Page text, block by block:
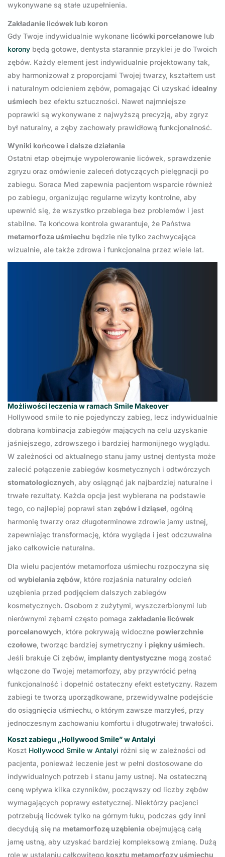
wykonywane są stałe uzupełnienia.
Zakładanie licówek lub koron
Gdy Twoje indywidualnie wykonane licówki porcelanowe lub
korony będą gotowe, dentysta starannie przyklei je do Twoich
zębów. Każdy element jest indywidualnie projektowany tak,
aby harmonizował z proporcjami Twojej twarzy, kształtem ust
i naturalnym odcieniem zębów, pomagając Ci uzyskać idealny
uśmiech bez efektu sztuczności. Nawet najmniejsze
poprawki są wykonywane z najwyższą precyzją, aby zgryz
był naturalny, a zęby zachowały prawidłową funkcjonalność.
Wyniki końcowe i dalsze działania
Ostatni etap obejmuje wypolerowanie licówek, sprawdzenie
zgryzu oraz omówienie zaleceń dotyczących pielęgnacji po
zabiegu. Soraca Med zapewnia pacjentom wsparcie również
po zabiegu, organizując regularne wizyty kontrolne, aby
upewnić się, że wszystko przebiega bez problemów i jest
stabilne. Ta końcowa kontrola gwarantuje, że Państwa
metamorfoza uśmiechu będzie nie tylko zachwycająca
wizualnie, ale także zdrowa i funkcjonalna przez wiele lat.
Możliwości leczenia w ramach Smile Makeover
Hollywood smile to nie pojedynczy zabieg, lecz indywidualnie
dobrana kombinacja zabiegów mających na celu uzyskanie
jaśniejszego, zdrowszego i bardziej harmonijnego wyglądu.
W zależności od aktualnego stanu jamy ustnej dentysta może
zalecić połączenie zabiegów kosmetycznych i odtwórczych
stomatologicznych, aby osiągnąć jak najbardziej naturalne i
trwałe rezultaty. Każda opcja jest wybierana na podstawie
tego, co najlepiej poprawi stan zębów i dziąseł, ogólną
harmonię twarzy oraz długoterminowe zdrowie jamy ustnej,
zapewniając transformację, która wygląda i jest odczuwalna
jako całkowicie naturalna.
Dla wielu pacjentów metamorfoza uśmiechu rozpoczyna się
od wybielania zębów, które rozjaśnia naturalny odcień
uzębienia przed podjęciem dalszych zabiegów
kosmetycznych. Osobom z zużytymi, wyszczerbionymi lub
nierównymi zębami często pomaga zakładanie licówek
porcelanowych, które pokrywają widoczne powierzchnie
czołowe, tworząc bardziej symetryczny i piękny uśmiech.
Jeśli brakuje Ci zębów, implanty dentystyczne mogą zostać
włączone do Twojej metamorfozy, aby przywrócić pełną
funkcjonalność i dopełnić ostateczny efekt estetyczny. Razem
zabiegi te tworzą uporządkowane, przewidywalne podejście
do osiągnięcia uśmiechu, o którym zawsze marzyłeś, przy
jednoczesnym zachowaniu komfortu i długotrwałej trwałości.
Koszt zabiegu „Hollywood Smile” w Antalyi
Koszt Hollywood Smile w Antalyi różni się w zależności od
pacjenta, ponieważ leczenie jest w pełni dostosowane do
indywidualnych potrzeb i stanu jamy ustnej. Na ostateczną
cenę wpływa kilka czynników, począwszy od liczby zębów
wymagających poprawy estetycznej. Niektórzy pacjenci
potrzebują licówek tylko na górnym łuku, podczas gdy inni
decydują się na metamorfozę uzębienia obejmującą całą
jamę ustną, aby uzyskać bardziej kompleksową zmianę. Dużą
rolę w ustalaniu całkowitego kosztu metamorfozy uśmiechu